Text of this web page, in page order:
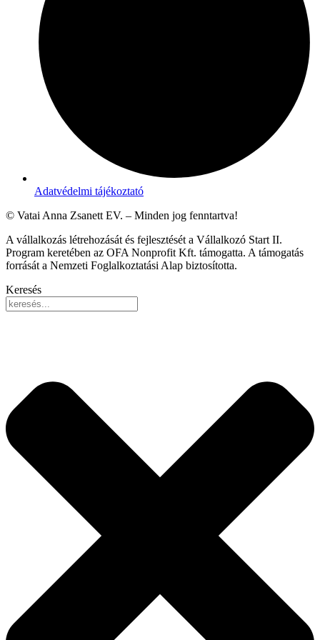
Adatvédelmi tájékoztató
© Vatai Anna Zsanett EV. – Minden jog fenntartva!
A vállalkozás létrehozását és fejlesztését a Vállalkozó Start II.
Program keretében az OFA Nonprofit Kft. támogatta. A támogatás
forrását a Nemzeti Foglalkoztatási Alap biztosította.
Keresés